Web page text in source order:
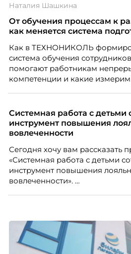
Проблема в том, что так мы
а движение. А творческая
случай, где движение и
Наталия Шашкина
От обучения процессам к
как меняется система
Как в ТЕХНОНИКОЛЬ
система обучения
помогают работникам
компетенции и какие
закупкам направления
компании ТЕХНОНИКОЛЬ.
Системная работа с детьми
инструмент повышения
вовлеченности
Сегодня хочу вам рассказать
«Системная работа с детьми
инструмент повышения
вовлеченности».